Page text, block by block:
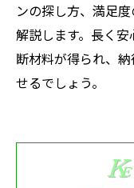
ンの探し方、満足
解説します。長く
断材料が得られ、
せるでしょう。